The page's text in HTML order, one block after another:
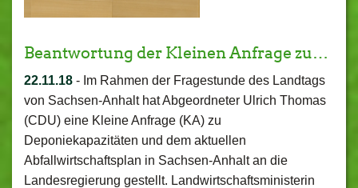
Beantwortung der Kleinen Anfrage zu…
22.11.18 - Im Rahmen der Fragestunde des Landtags
von Sachsen-Anhalt hat Abgeordneter Ulrich Thomas
(CDU) eine Kleine Anfrage (KA) zu
Deponiekapazitäten und dem aktuellen
Abfallwirtschaftsplan in Sachsen-Anhalt an die
Landesregierung gestellt. Landwirtschaftsministerin